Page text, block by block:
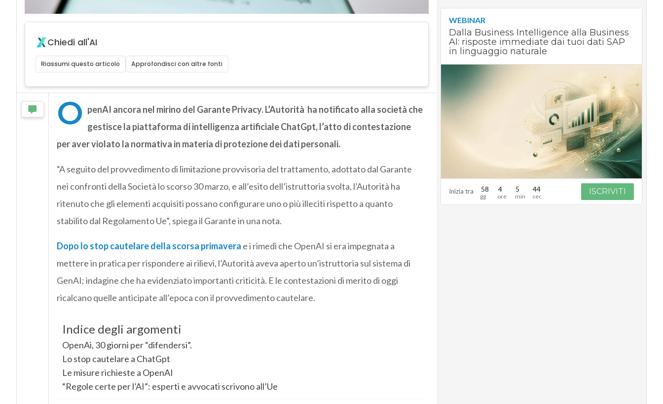
Chiedi all'AI
Riassumi questo articolo Approfondisci con altre fonti
O penAI ancora nel mirino del Garante Privacy. L’Autorità ha notificato alla società che
gestisce la piattaforma di intelligenza artificiale ChatGpt, l’atto di contestazione
per aver violato la normativa in materia di protezione dei dati personali.
“A seguito del provvedimento di limitazione provvisoria del trattamento, adottato dal Garante
nei confronti della Società lo scorso 30 marzo, e all’esito dell’istruttoria svolta, l’Autorità ha
ritenuto che gli elementi acquisiti possano configurare uno o più illeciti rispetto a quanto
stabilito dal Regolamento Ue”, spiega il Garante in una nota.
Dopo lo stop cautelare della scorsa primavera e i rimedi che OpenAI si era impegnata a
mettere in pratica per rispondere ai rilievi, l’Autorità aveva aperto un’istruttoria sul sistema di
GenAI; indagine che ha evidenziato importanti criticità. E le contestazioni di merito di oggi
ricalcano quelle anticipate all’epoca con il provvedimento cautelare.
Indice degli argomenti
OpenAi, 30 giorni per “difendersi”.
Lo stop cautelare a ChatGpt
Le misure richieste a OpenAI
“Regole certe per l’AI”: esperti e avvocati scrivono all’Ue
WEBINAR
Dalla Business Intelligence alla Business
AI: risposte immediate dai tuoi dati SAP
in linguaggio naturale
Inizia tra 58 4 5 43 ISCRIVITI